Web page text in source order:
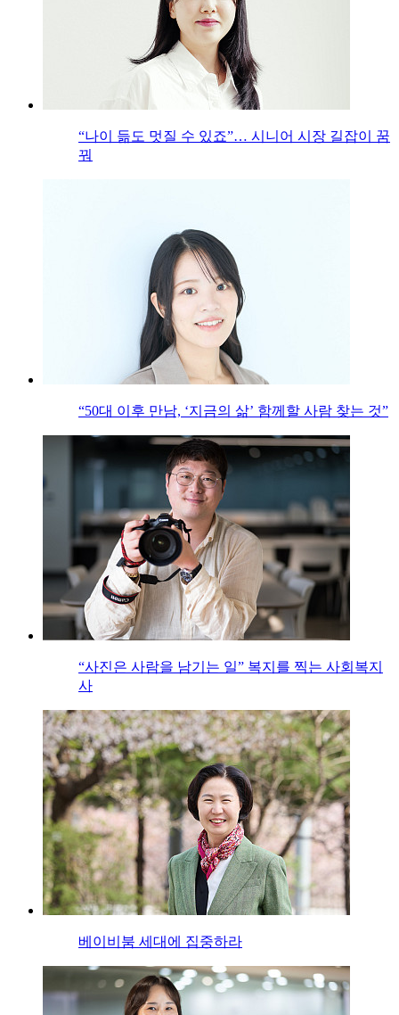
“나이 듦도 멋질 수 있죠”… 시니어 시장 길잡이 꿈
꿔
“50대 이후 만남, ‘지금의 삶’ 함께할 사람 찾는 것”
“사진은 사람을 남기는 일” 복지를 찍는 사회복지
사
베이비붐 세대에 집중하라